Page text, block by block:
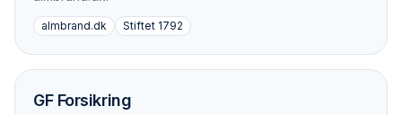
almbrand.dk Stiftet 1792
GF Forsikring